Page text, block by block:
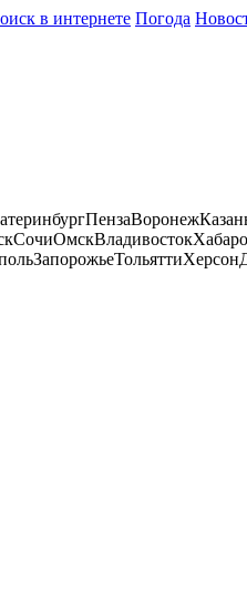
в интернете Погода
ПензаВоронеж
СочиОмскВладивосток
ЗапорожьеТольяттиХерсон